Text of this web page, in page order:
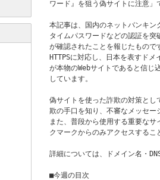
ワード』を狙う偽サイトに注意」
本記事は、国内のネットバンキン
タイムパスワードなどの認証を
が確認されたことを報じたもの
HTTPSに対応し、日本を表すド
が本物のWebサイトであると信じ
しています。
偽サイトを使った詐欺の対策と
欺の手口を知り、不審なメッセ
また、普段から使用する重要な
クマークからのみアクセスするこ
詳細については、ドメイン名・
■今週の目次